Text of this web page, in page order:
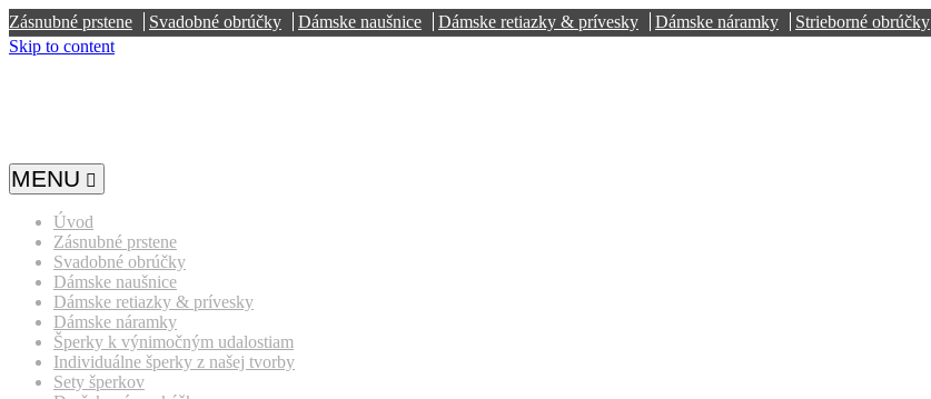
Zásnubné prstene Svadobné obrúčky Dámske naušnice Dámske retiazky & prívesky Dámske náramky
Strieborné obrúčky
Skip to content
MENU
Úvod
Zásnubné prstene
Svadobné obrúčky
Dámske naušnice
Dámske retiazky & prívesky
Dámske náramky
Šperky k výnimočným udalostiam
Individuálne šperky z našej tvorby
Sety šperkov